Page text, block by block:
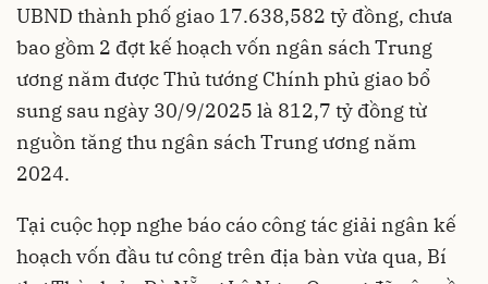
UBND thành phố giao 17.638,582 tỷ đồng, chưa
bao gồm 2 đợt kế hoạch vốn ngân sách Trung
ương năm được Thủ tướng Chính phủ giao bổ
sung sau ngày 30/9/2025 là 812,7 tỷ đồng từ
nguồn tăng thu ngân sách Trung ương năm
2024.
Tại cuộc họp nghe báo cáo công tác giải ngân kế
hoạch vốn đầu tư công trên địa bàn vừa qua, Bí